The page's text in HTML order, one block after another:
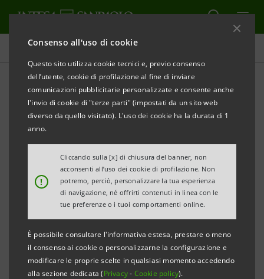
Consenso all'uso di cookie
Questo sito utilizza cookie tecnici e, previo consenso
dell’utente, cookie di profilazione al fine di inviare
comunicazioni pubblicitarie personalizzate e consente anche
l'invio di cookie di "terze parti" (impostati da un sito web
diverso da quello visitato). L'uso dei cookie ha la durata di 1
anno.
!
Cliccando sulla [x] di chiusura del banner, non
acconsenti all’uso dei cookie di profilazione. Non
potremo, perciò, personalizzare la tua esperienza
di navigazione, né offrirti contenuti in linea con le
tue preferenze o i tuoi comportamenti online.
È possibile consultare l'informativa estesa, prestare o meno
il consenso ai cookie o personalizzarne la configurazione e
modificare le proprie scelte in qualsiasi momento accedendo
alla sezione dedicata (Privacy- Cookie policy).
Comunicati stampa
STAMPA
AGGIORNA
COMUNICATO STAMPA
INTESA SANPAOLO, UNICREDIT E KKR CREDIT
IMPRESE ITALIANE
finanziata con fondi privati, che metterà a
disposizione delle aziende italiane capitali e
competenze